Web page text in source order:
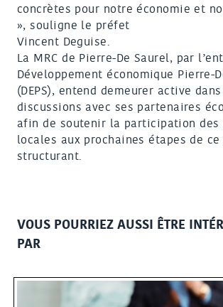
concrètes pour notre économie et
», souligne le préfet
Vincent Deguise.
La MRC de Pierre-De Saurel, par
Développement économique Pierre-
(DEPS), entend demeurer active
discussions avec ses partenaires
afin de soutenir la participation des
locales aux prochaines étapes de
structurant.
VOUS POURRIEZ AUSSI ÊTRE
PAR